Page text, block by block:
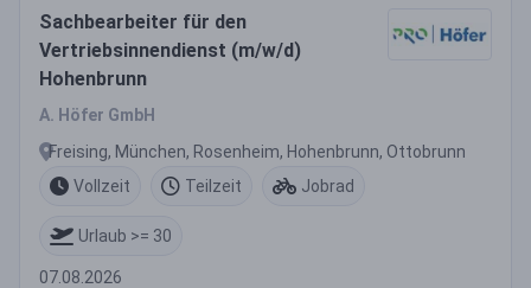
Sachbearbeiter für den
Vertriebsinnendienst (m/w/d)
Hohenbrunn
A. Höfer GmbH
Freising, München, Rosenheim, Hohenbrunn, Ottobrunn
Vollzeit
Teilzeit Jobrad
Urlaub >= 30
07.08.2026